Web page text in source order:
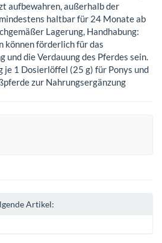
aufbewahren, außerhalb der
haltbar für 24 Monate ab
Lagerung, Handhabung:
können förderlich für das
und die Verdauung des Pferdes sein.
je 1 Dosierlöffel (25 g) für Ponys und
zur Nahrungsergänzung
Artikel: